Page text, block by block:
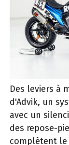
Des leviers à
d'Advik, un
avec un
des repose-
complètent le